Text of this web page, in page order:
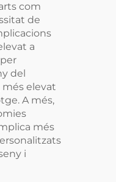
com
de
a
del
més elevat
A més,
més
i